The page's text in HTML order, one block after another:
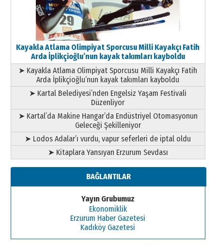
Kayakla Atlama Olimpiyat Sporcusu Milli Kayakçı Fatih
Arda İplikçioğlu’nun kayak takımları kayboldu
➤ Kayakla Atlama Olimpiyat Sporcusu Milli Kayakçı Fatih
Arda İplikçioğlu’nun kayak takımları kayboldu
➤ Kartal Belediyesi’nden Engelsiz Yaşam Festivali
Düzenliyor
➤ Kartal’da Makine Hangar’da Endüstriyel Otomasyonun
Geleceği Şekilleniyor
➤ Lodos Adalar’ı vurdu, vapur seferleri de iptal oldu
➤ Kitaplara Yansıyan Erzurum Sevdası
BAĞLANTILAR
Yayın Grubumuz
Ekonomiklik
Erzurum Haber Gazetesi
Kadıköy Gazetesi